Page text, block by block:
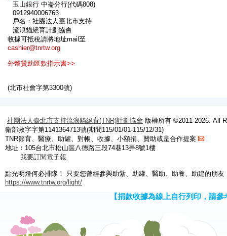
玉山銀行 中崙分行(代碼808)
0912940006763
戶名：社團法人臺北市支持
流浪貓絕育計劃協會
收據可抵稅請將地址mail至
cashier@tnrtw.org
外幣贊助匯款指示書>>
(北市社會字第3300號)
社團法人臺北市支持流浪貓絕育(TNR)計劃協會 版權所有 ©2011-2026. All
衛部救字字第1141364713號(期間115/01/01-115/12/31)
TNR節育、醫療、助罐、對帳、收據、小額捐、贊助或是合作提案
地址：105台北市松山區八德路三段74巷13弄8號1樓
我要訂閱電子報
點光明燈何必排隊！ 只要您曾經參與助紮、助罐、醫助、助養、助建的朋
https://www.tnrtw.org/light/
【捐款收據為線上自行列印，請參